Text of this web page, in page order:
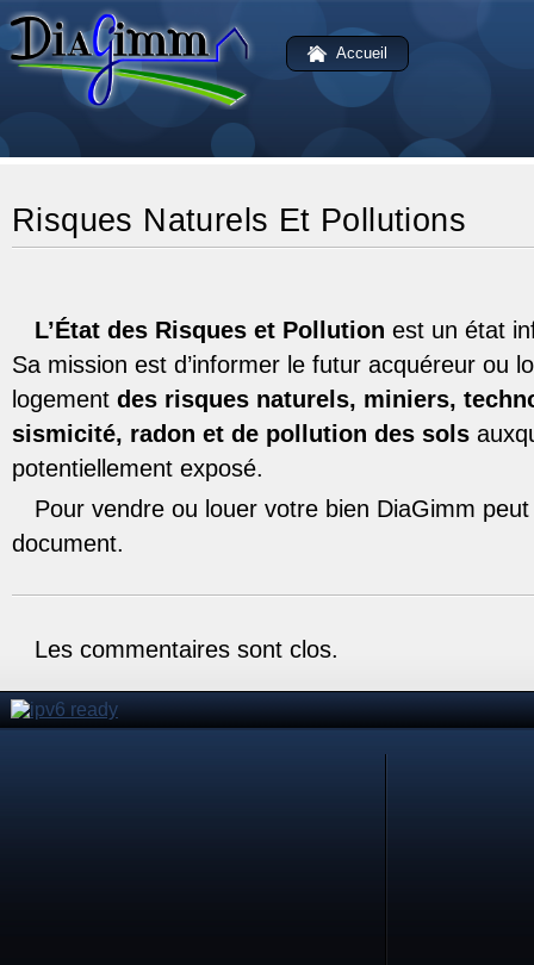
Accueil
Risques Naturels Et Pollutions
L’État des Risques et Pollution est un état
Sa mission est d’informer le futur acquéreur ou
logement des risques naturels, miniers,
sismicité, radon et de pollution des sols
potentiellement exposé.
Pour vendre ou louer votre bien DiaGimm
document.
Les commentaires sont clos.